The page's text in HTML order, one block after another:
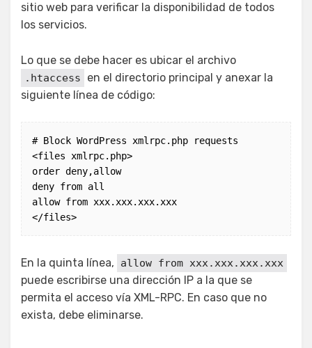
sitio web para verificar la disponibilidad de todos
los servicios.
Lo que se debe hacer es ubicar el archivo
.htaccess
en el directorio principal y anexar la
siguiente línea de código:
# Block WordPress xmlrpc.php requests
<files xmlrpc.php>
order deny,allow
deny from all
allow from xxx.xxx.xxx.xxx
En la quinta línea, allow from xxx.xxx.xxx.xxx
puede escribirse una dirección IP a la que se
permita el acceso vía XML-RPC. En caso que no
exista, debe eliminarse.